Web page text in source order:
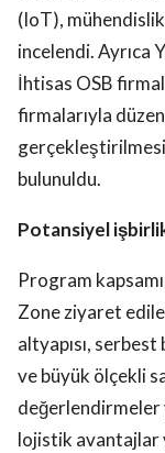
(IoT),
incelendi. Ayrıca
İhtisas OSB
firmalarıyla
bulunuldu.
Potansiyel
Program
Zone ziyaret
altyapısı, serbest
ve büyük ölçekli
değerlendirmeler
lojistik avantajlar